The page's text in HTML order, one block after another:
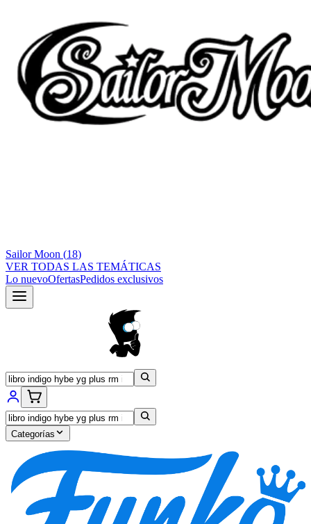
Sailor Moon (18)
VER TODAS LAS TEMÁTICAS
Lo nuevoOfertasPedidos exclusivos
Categorías